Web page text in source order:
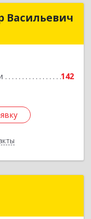
Васильевич
142
Васильевич
Подробнее